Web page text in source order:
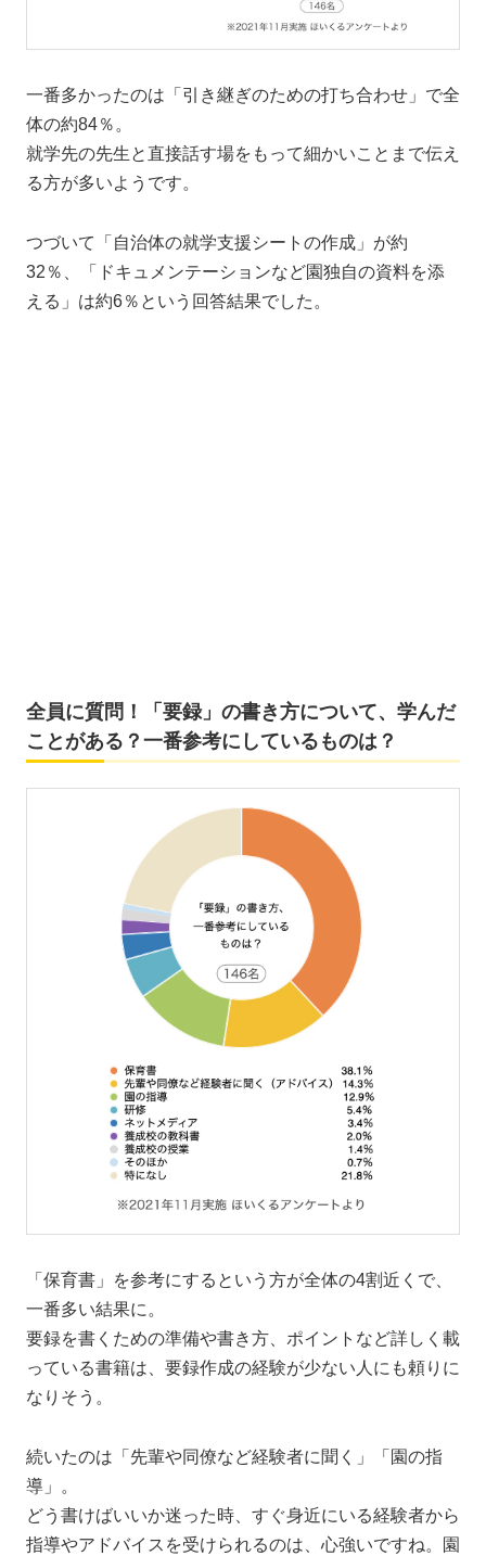
一番多かったのは「引き継ぎのための打ち合わせ」で全
体の約84％。
就学先の先生と直接話す場をもって細かいことまで伝え
る方が多いようです。
つづいて「自治体の就学支援シートの作成」が約
32％、「ドキュメンテーションなど園独自の資料を添
える」は約6％という回答結果でした。
全員に質問！「要録」の書き方について、学んだ
ことがある？一番参考にしているものは？
「保育書」を参考にするという方が全体の4割近くで、
一番多い結果に。
要録を書くための準備や書き方、ポイントなど詳しく載
っている書籍は、要録作成の経験が少ない人にも頼りに
なりそう。
続いたのは「先輩や同僚など経験者に聞く」「園の指
導」。
どう書けばいいか迷った時、すぐ身近にいる経験者から
指導やアドバイスを受けられるのは、心強いですね。園